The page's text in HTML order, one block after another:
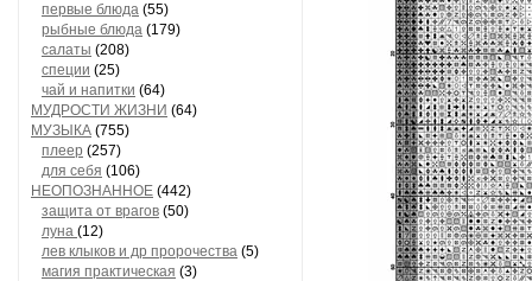
первые блюда (55)
рыбные блюда (179)
салаты (208)
специи (25)
чай и напитки (64)
МУДРОСТИ ЖИЗНИ (64)
МУЗЫКА (755)
плеер (257)
для себя (106)
НЕОПОЗНАННОЕ (442)
защита от врагов (50)
луна (12)
лев клыков и др пророчества (5)
магия практическая (3)